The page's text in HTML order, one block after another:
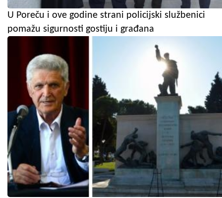
U Poreču i ove godine strani policijski službenici
pomažu sigurnosti gostiju i građana